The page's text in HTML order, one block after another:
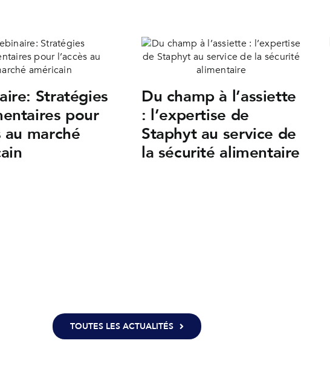
Stratégies
pour
au marché
Du champ à l’assiette
: l’expertise de
Staphyt au service de
la sécurité alimentaire
TOUTES LES ACTUALITÉS